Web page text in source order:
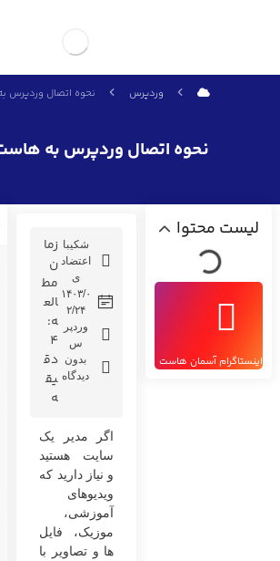
وردپرس نحوه اتصال وردپرس
نحوه اتصال وردپرس به
لیست محتوا
اینستاگرام آسمان هاست
شکیبا
اعتضاد
ی
۱۴۰۳/۰
۲/۲۴
وردپر
س
بدون
دیدگاه
زما
ن
مط
الع
ه:
4
دق
یق
ه
اگر مدیر یک
سایت هستید
و نیاز دارید که
ویدیوهای
آموزشی،
موزیک، فایل‌
ها و تصاویر با